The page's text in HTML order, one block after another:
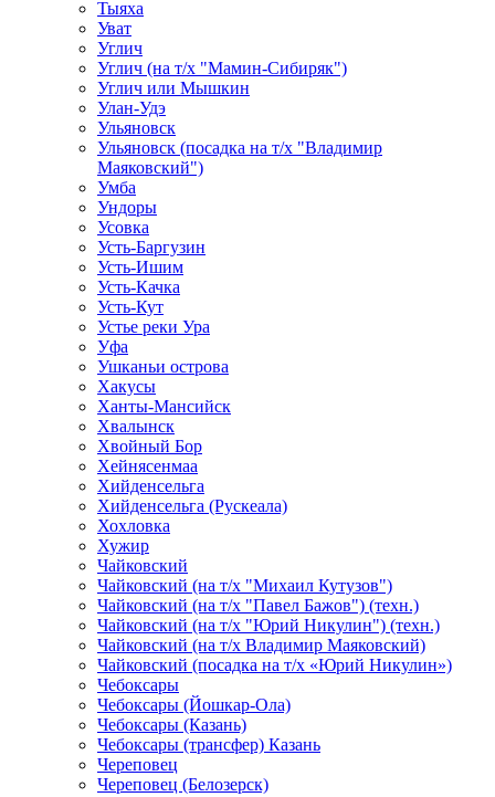
Тыяха
Уват
Углич
Углич (на т/х "Мамин-Сибиряк")
Углич или Мышкин
Улан-Удэ
Ульяновск
Ульяновск (посадка на т/х "Владимир
Маяковский")
Умба
Ундоры
Усовка
Усть-Баргузин
Усть-Ишим
Усть-Качка
Усть-Кут
Устье реки Ура
Уфа
Ушканьи острова
Хакусы
Ханты-Мансийск
Хвалынск
Хвойный Бор
Хейнясенмаа
Хийденсельга
Хийденсельга (Рускеала)
Хохловка
Хужир
Чайковский
Чайковский (на т/х "Михаил Кутузов")
Чайковский (на т/х "Павел Бажов") (техн.)
Чайковский (на т/х "Юрий Никулин") (техн.)
Чайковский (на т/х Владимир Маяковский)
Чайковский (посадка на т/х «Юрий Никулин»)
Чебоксары
Чебоксары (Йошкар-Ола)
Чебоксары (Казань)
Чебоксары (трансфер) Казань
Череповец
Череповец (Белозерск)